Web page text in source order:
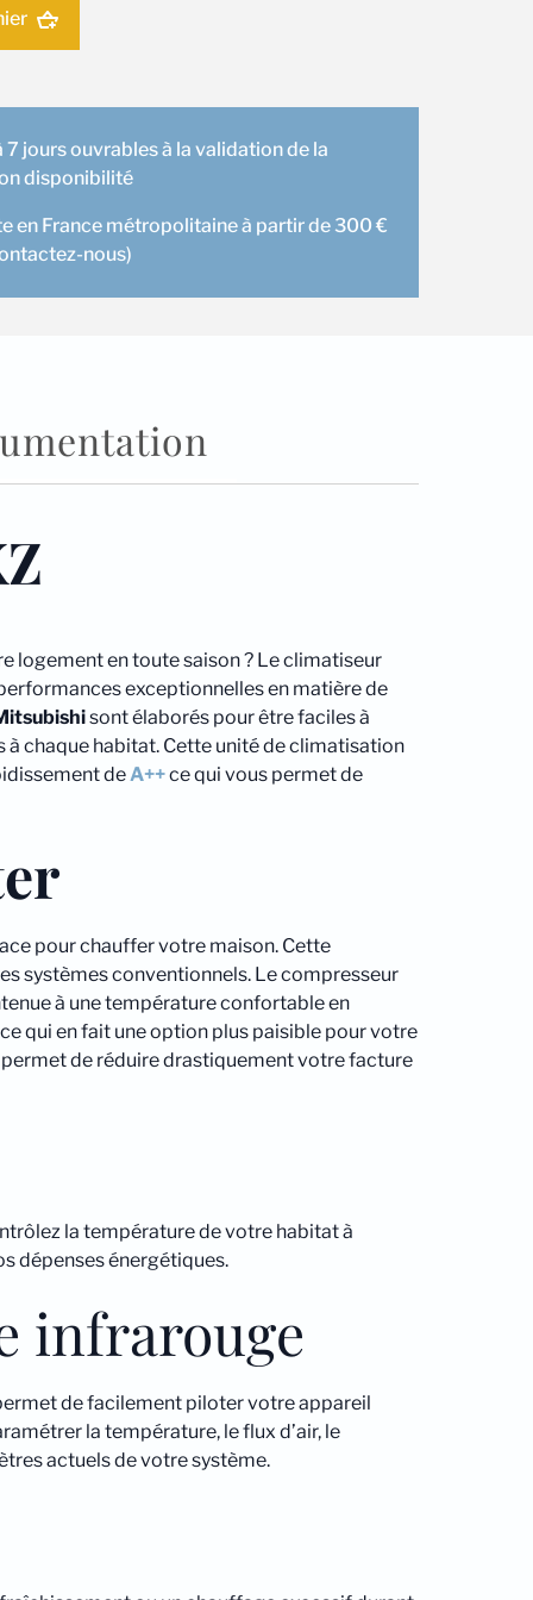
7 jours ouvrables à la validation de la
disponibilité
en France métropolitaine à partir de 300 €
nous)
logement en toute saison ? Le climatiseur
exceptionnelles en matière de
sont élaborés pour être faciles à
chaque habitat. Cette unité de climatisation
deA++ce qui vous permet de
pour chauffer votre maison. Cette
systèmes conventionnels. Le compresseur
à une température confortable en
qui en fait une option plus paisible pour votre
de réduire drastiquement votre facture
la température de votre habitat à
dépenses énergétiques.
infrarouge
de facilement piloter votre appareil
la température, le flux d’air, le
actuels de votre système.